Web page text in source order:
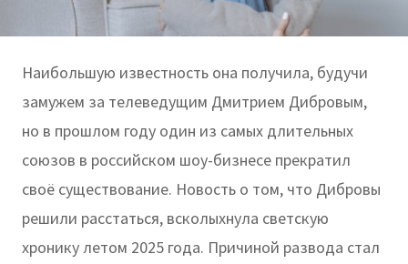
Наибольшую известность она получила, будучи
замужем за телеведущим Дмитрием Дибровым,
но в прошлом году один из самых длительных
союзов в российском шоу-бизнесе прекратил
своё существование. Новость о том, что Дибровы
решили расстаться, всколыхнула светскую
хронику летом 2025 года. Причиной развода стал